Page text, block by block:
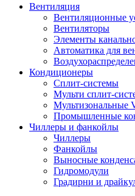
Вентиляция
Вентиляционные
Вентиляторы
Элементы
Автоматика для
Кондиционеры
Сплит-системы
Мульти сплит-
Мультизональные
Промышленные
Чиллеры и фанкойлы
Чиллеры
Фанкойлы
Выносные
Гидромодули
Градирни и